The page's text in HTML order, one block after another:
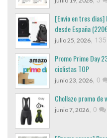
[Envio en tres dias]
desde España
julio 25, 2026, 135
Promo Prime Day
ciclistas TOP
junio 23, 2026, 0
Chollazo promo de
junio 7, 2026, 0